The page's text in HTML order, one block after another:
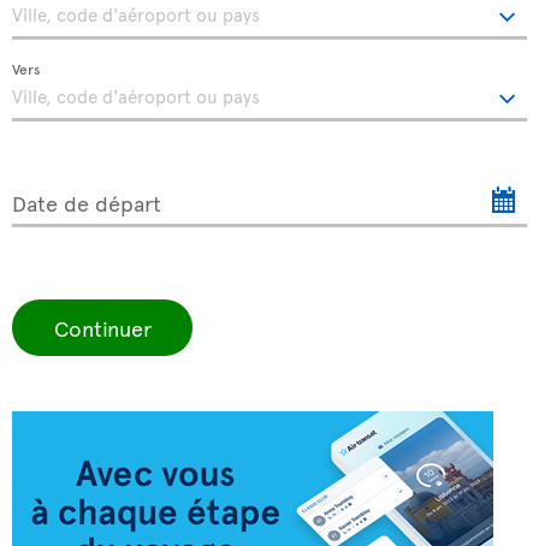
Vers
Date de départ
Continuer